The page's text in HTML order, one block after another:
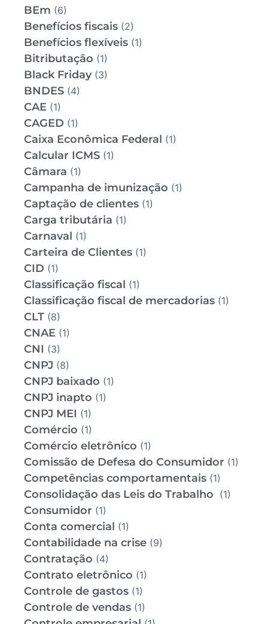
BEm (6)
Benefícios fiscais (2)
Benefícios flexíveis (1)
Bitributação (1)
Black Friday(3)
BNDES (4)
CAE (1)
CAGED (1)
Caixa Econômica Federal (1)
Calcular ICMS (1)
Câmara (1)
Campanha de imunização (1)
Captação de clientes (1)
Carga tributária (1)
Carnaval (1)
Carteira de Clientes (1)
CID (1)
Classificação fiscal (1)
Classificação fiscal de mercadorias (1)
CLT (8)
CNAE (1)
CNI (3)
CNPJ (8)
CNPJ baixado (1)
CNPJ inapto (1)
CNPJ MEI (1)
Comércio (1)
Comércio eletrônico (1)
Comissão de Defesa do Consumidor (1)
Competências comportamentais (1)
Consolidação das Leis do Trabalho (1)
Consumidor (1)
Conta comercial (1)
Contabilidade na crise (9)
Contratação (4)
Contrato eletrônico (1)
Controle de gastos (1)
Controle de vendas (1)